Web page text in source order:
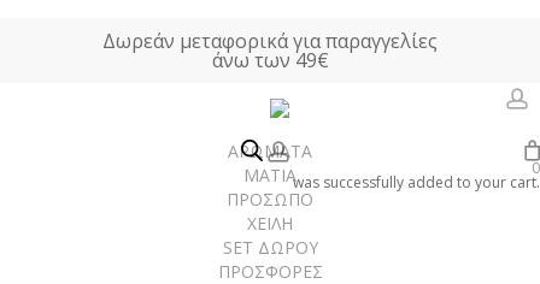
Δωρεάν μεταφορικά για παραγγελίες
άνω των 49€
ΑΡΩΜΑΤΑ
ΜΑΤΙΑ
ΠΡΟΣΩΠΟ
ΧΕΙΛΗ
SET ΔΩΡΟΥ
ΠΡΟΣΦΟΡΕΣ
account
0
was successfully added to your cart.
ΝΥΧΙΑ
Elixir Βερνίκι 40″ & Up to 8 Days